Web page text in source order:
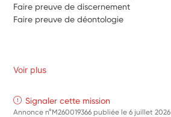
Faire preuve de discernement
Faire preuve de déontologie
Voir plus
Signaler cette mission
Annonce n°M260019366 publiée le6 juillet 2026